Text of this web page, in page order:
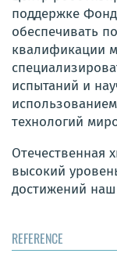
поддержке
обеспечивать
квалификации
испытаний и
технологий
Отечественная
высокий
достижений
REFERENCE